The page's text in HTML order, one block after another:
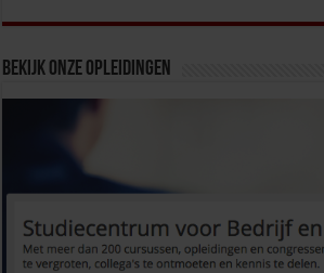
Bekijk onze opleidingen